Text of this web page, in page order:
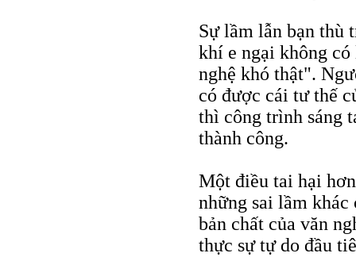
Sự lầm lẫn bạn thù
khí e ngại không
nghệ khó thật".
có được cái tư thế
thì công trình sáng
thành công.
Một điều tai hại
những sai lầm
bản chất của văn
thực sự tự do đầu